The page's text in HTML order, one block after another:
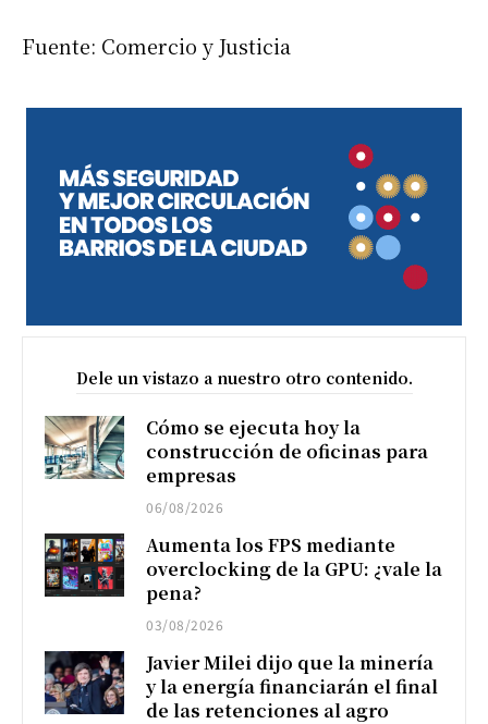
Fuente: Comercio y Justicia
Dele un vistazo a nuestro otro contenido.
Cómo se ejecuta hoy la
construcción de oficinas para
empresas
06/08/2026
Aumenta los FPS mediante
overclocking de la GPU: ¿vale la
pena?
03/08/2026
Javier Milei dijo que la minería
y la energía financiarán el final
de las retenciones al agro